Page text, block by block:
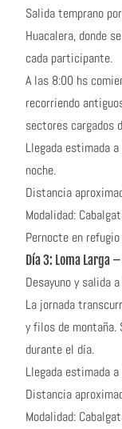
Salida temprano
Huacalera, donde
cada participante.
A las 8:00 hs
recorriendo
sectores cargados
Llegada estimada
noche.
Distancia
Modalidad:
Pernocte en
Día 3: Loma Larga
Desayuno y salida
La jornada
y filos de montaña.
durante el día.
Llegada estimada
Distancia
Modalidad: